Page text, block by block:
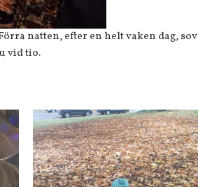
natten, efter en helt vaken dag, sov
vid tio.